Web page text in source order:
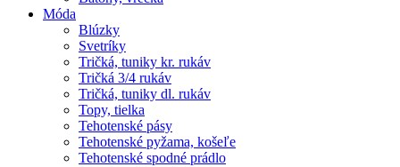
Móda
Blúzky
Svetríky
Tričká, tuniky kr. rukáv
Tričká 3/4 rukáv
Tričká, tuniky dl. rukáv
Topy, tielka
Tehotenské pásy
Tehotenské pyžama, košeľe
Tehotenské spodné prádlo